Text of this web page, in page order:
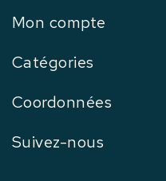
Mon compte
Catégories
Coordonnées
Suivez-nous